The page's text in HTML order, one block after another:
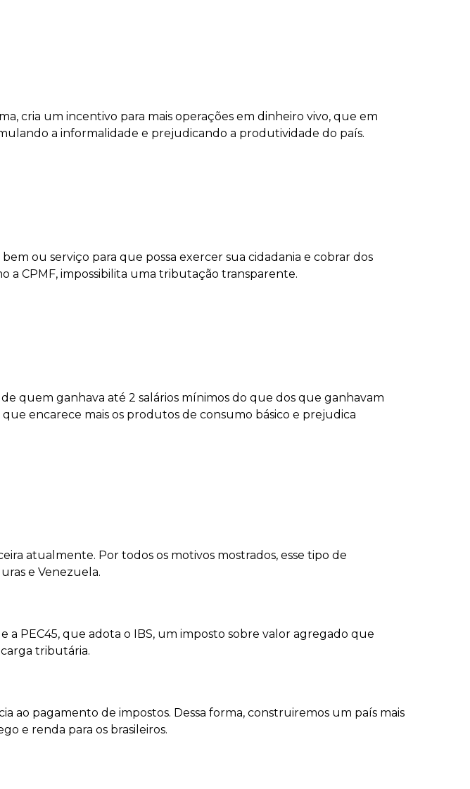
cria um incentivo para mais operações em dinheiro vivo, que em
a informalidade e prejudicando a produtividade do país.
ou serviço para que possa exercer sua cidadania e cobrar dos
CPMF, impossibilita uma tributação transparente.
quem ganhava até 2 salários mínimos do que dos que ganhavam
encarece mais os produtos de consumo básico e prejudica
atualmente. Por todos os motivos mostrados, esse tipo de
e Venezuela.
a PEC45, que adota o IBS, um imposto sobre valor agregado que
tributária.
ao pagamento de impostos. Dessa forma, construiremos um país mais
e renda para os brasileiros.